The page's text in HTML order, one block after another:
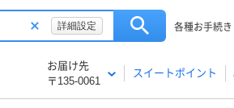
詳細設定 各種お手続き
お届け先
〒135-0061
スイートポイント